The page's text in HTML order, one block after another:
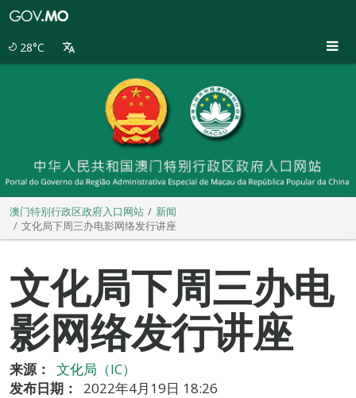
28°C
澳门特别行政区政府入口网站
新闻
文化局下周三办电影网络发行讲座
文化局下周三办电
影网络发行讲座
来源：
文化局（IC）
发布日期：
2022年4月19日 18:26